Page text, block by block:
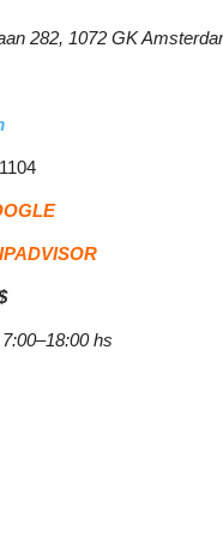
282, 1072 GK
hs